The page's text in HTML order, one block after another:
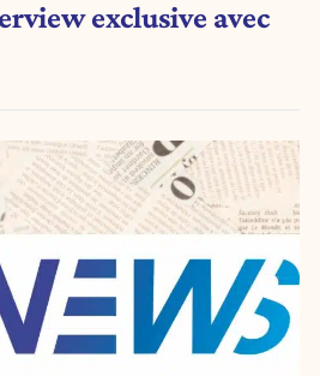
exclusive avec